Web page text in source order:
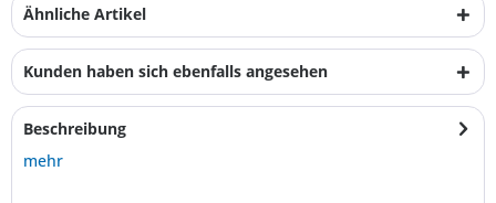
Ähnliche Artikel
Kunden haben sich ebenfalls angesehen
Beschreibung
mehr